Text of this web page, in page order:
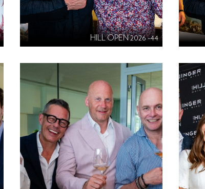
HILL OPEN 2026 -44